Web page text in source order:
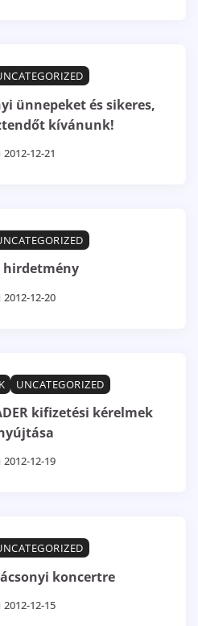
ünnepeket és sikeres,
kívánunk!
2012-12-21
hirdetmény
2012-12-20
UNCATEGORIZED
kifizetési kérelmek
2012-12-19
koncertre
2012-12-15